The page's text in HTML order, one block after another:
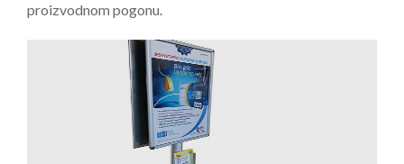
proizvodnom pogonu.​